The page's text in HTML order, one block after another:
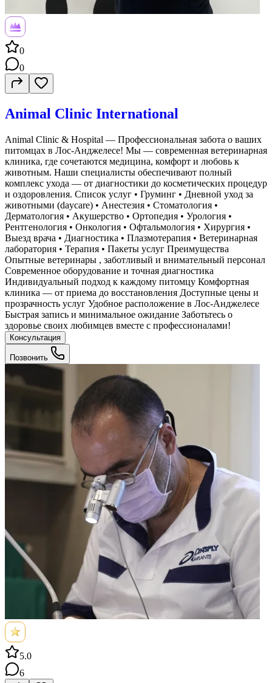
0
0
Animal Clinic International
Animal Clinic & Hospital — Профессиональная забота о ваших
питомцах в Лос-Анджелесе! Мы — современная ветеринарная
клиника, где сочетаются медицина, комфорт и любовь к
животным. Наши специалисты обеспечивают полный
комплекс ухода — от диагностики до косметических процедур
и оздоровления. Список услуг • Груминг • Дневной уход за
животными (daycare) • Анестезия • Стоматология •
Дерматология • Акушерство • Ортопедия • Урология •
Рентгенология • Онкология • Офтальмология • Хирургия •
Выезд врача • Диагностика • Плазмотерапия • Ветеринарная
лаборатория • Терапия • Пакеты услуг Преимущества
Опытные ветеринары , заботливый и внимательный персонал
Современное оборудование и точная диагностика
Индивидуальный подход к каждому питомцу Комфортная
клиника — от приема до восстановления Доступные цены и
прозрачность услуг Удобное расположение в Лос-Анджелесе
Быстрая запись и минимальное ожидание Заботьтесь о
здоровье своих любимцев вместе с профессионалами!
Консультация
Позвонить
5.0
6